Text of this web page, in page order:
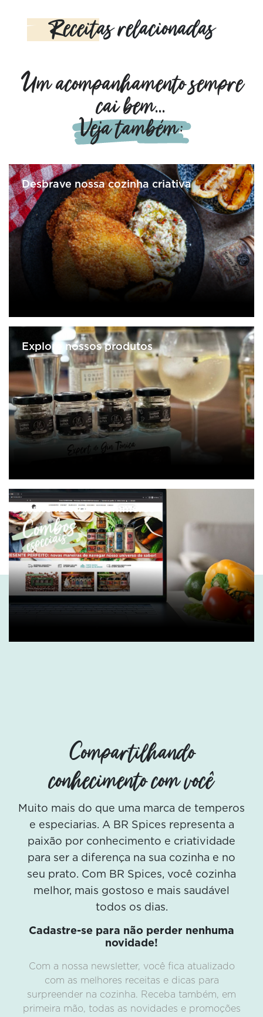
Receitas relacionadas
Um acompanhamento sempre
cai bem...
Veja também:
Desbrave nossa cozinha criativa
Explore nossos produtos
Visite nosso e-commerce
Compartilhando
conhecimento com você
Muito mais do que uma marca de temperos
e especiarias. A BR Spices representa a
paixão por conhecimento e criatividade
para ser a diferença na sua cozinha e no
seu prato. Com BR Spices, você cozinha
melhor, mais gostoso e mais saudável
todos os dias.
Cadastre-se para não perder nenhuma
novidade!
Com a nossa newsletter, você fica atualizado
com as melhores receitas e dicas para
surpreender na cozinha. Receba também, em
primeira mão, todas as novidades e promoções